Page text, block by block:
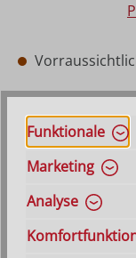
Farbe Hilfe zu
Natur
auswählen
Hilfe zu
3 cm (9-10)
8 cm (24-27)
Funktionale
Marketing
Analyse